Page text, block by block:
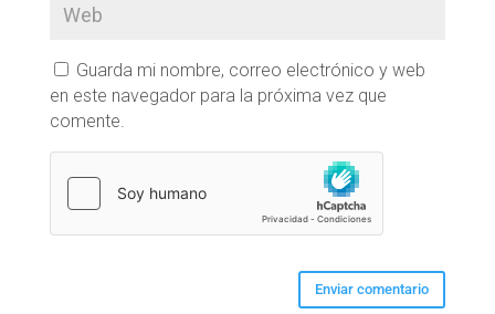
Guarda mi nombre, correo electrónico y web
en este navegador para la próxima vez que
comente.